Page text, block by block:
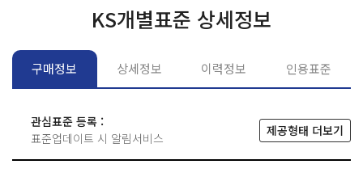
KS개별표준 상세정보
구매정보 상세정보 이력정보 인용표준
관심표준 등록 :
표준업데이트 시 알림서비스
제공형태 더보기